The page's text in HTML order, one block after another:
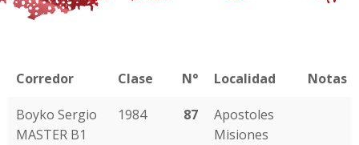
Corredor Clase N° Localidad Notas
Boyko Sergio
MASTER B1
1984 87
Apostoles
Misiones